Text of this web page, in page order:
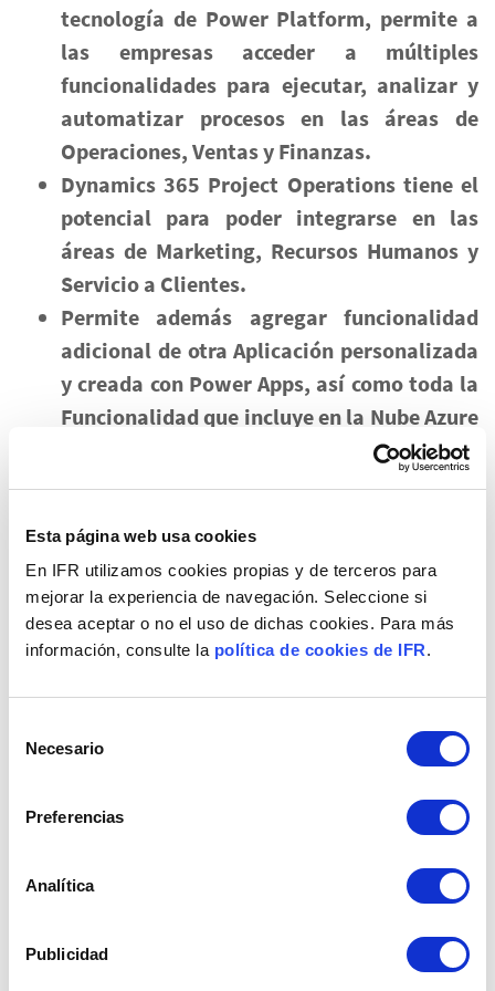
Esta página web usa cookies
En IFR utilizamos cookies propias y de terceros para
mejorar la experiencia de navegación. Seleccione si
desea aceptar o no el uso de dichas cookies. Para más
información, consulte la política de cookies de IFR.
Necesario
Preferencias
Analítica
Publicidad
tecnología de Power Platform, permite a
las empresas acceder a múltiples
funcionalidades para ejecutar, analizar y
automatizar procesos en las áreas de
Operaciones, Ventas y Finanzas.
Dynamics 365 Project Operations tiene el
potencial para poder integrarse en las
áreas de Marketing, Recursos Humanos y
Servicio a Clientes.
Permite además agregar funcionalidad
adicional de otra Aplicación personalizada
y creada con Power Apps, así como toda la
Funcionalidad que incluye en la Nube Azure
en Ciberseguridad, Privacidad y
Cumplimiento Normativo.
FINANCIERA CON COPILOT FOR FINANCE.